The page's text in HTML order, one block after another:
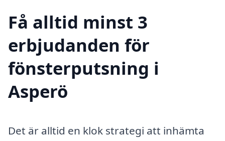
Få alltid minst 3
erbjudanden för
fönsterputsning i
Asperö
Det är alltid en klok strategi att inhämta